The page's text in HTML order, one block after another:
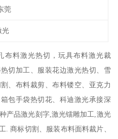
莞
光
布料激光热切，玩具布料激光裁
切加工、服装花边激光热切、雪
、布料裁剪、布料镂空、亚克力
包手袋热切花、科迪激光承接深
产品激光刻字,激光镭雕加工,激光
. 商标切割、服装布料面料裁片、